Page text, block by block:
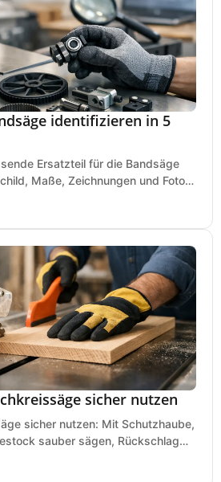
identifizieren in 5
Ersatzteil für die Bandsäge
Maße, Zeichnungen und Fotos
sicher nutzen
sicher nutzen: Mit Schutzhaube,
sauber sägen, Rückschlag